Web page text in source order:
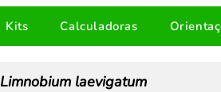
Kits Calculadoras
Limnobium laevigatum